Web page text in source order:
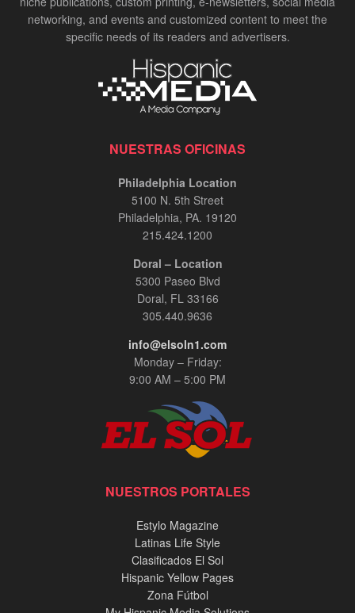
networking, and events and customized content to meet the
specific needs of its readers and advertisers.
NUESTRAS OFICINAS
Philadelphia Location
5100 N. 5th Street
Philadelphia, PA. 19120
215.424.1200
Doral – Location
5300 Paseo Blvd
Doral, FL 33166
305.440.9636
info@elsoln1.com
Monday – Friday:
9:00 AM – 5:00 PM
NUESTROS PORTALES
Estylo Magazine
Latinas Life Style
Clasificados El Sol
Hispanic Yellow Pages
Zona Fútbol